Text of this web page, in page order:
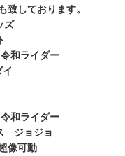
致しております。
ズ
和ライダー
和ライダー
ジョジョ
像可動